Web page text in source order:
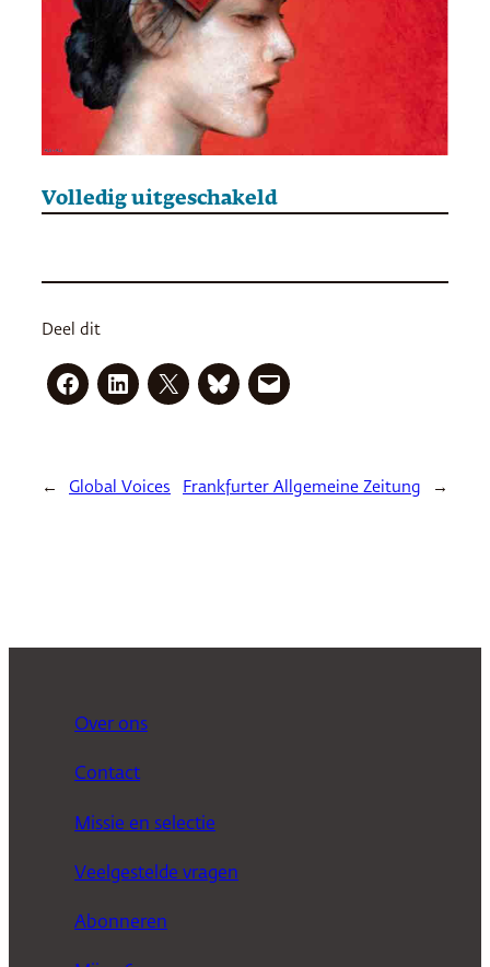
Volledig uitgeschakeld
Deel dit
← Global Voices Frankfurter Allgemeine Zeitung →
Over ons
Contact
Missie en selectie
Veelgestelde vragen
Abonneren